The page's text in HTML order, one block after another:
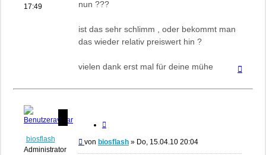
17:49
nun ???
ist das sehr schlimm , oder bekommt man
das wieder relativ preiswert hin ?
vielen dank erst mal für deine mühe
biosflash
Administrator
Beitrag
von biosflash » Do, 15.04.10 20:04